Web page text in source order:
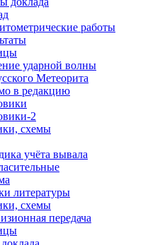
работы
ударной волны
Метеорита
в редакцию
2
схемы
учёта вывала
литературы
схемы
передача